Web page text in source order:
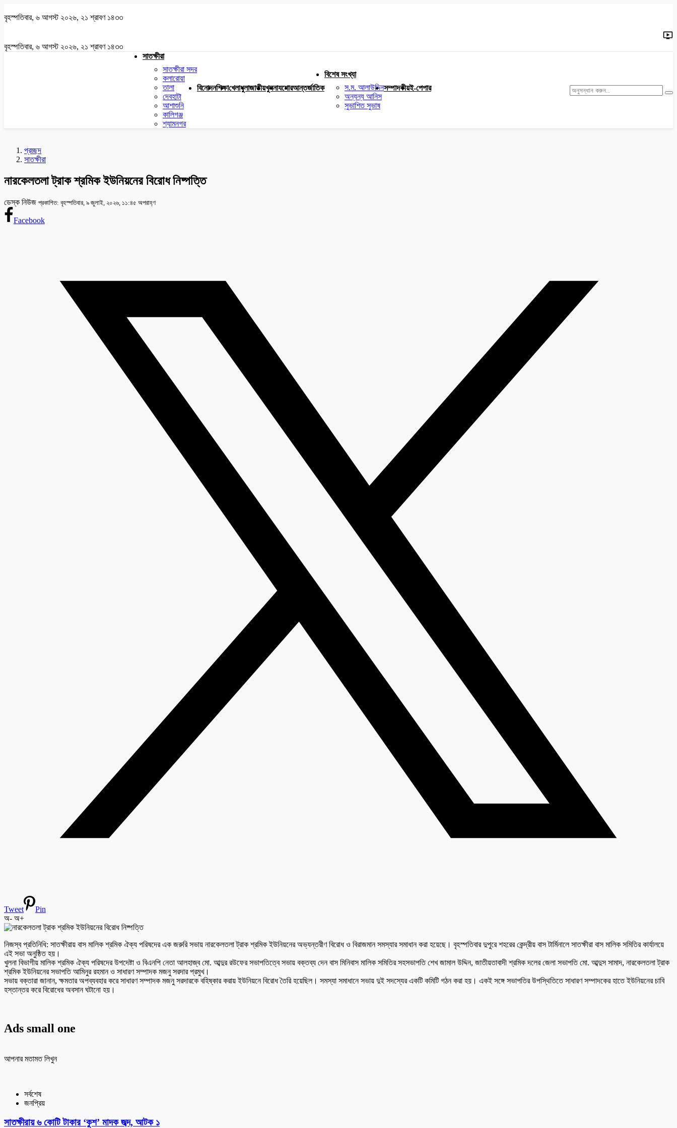
বৃহস্পতিবার, ৬ আগস্ট ২০২৬, ২১ শ্রাবণ ১৪৩৩
বৃহস্পতিবার, ৬ আগস্ট ২০২৬, ২১ শ্রাবণ ১৪৩৩
সাতক্ষীরা
সাতক্ষীরা সদর
কলারোয়া
তালা
দেবহাটা
আশাশুনি
কালিগঞ্জ
শ্যামনগর
বিনোদনশিক্ষাখেলাধুলাজাতীয়খুলনাযশোরআন্তর্জাতিক
বিশেষ সংখ্যা
স.ম. আলাউদ্দিন
অন্যন্য আনিস
সুভাশিত সুভাষ
সম্পাদকীয়ই-পেপার
প্রচ্ছদ
সাতক্ষীরা
নারকেলতলা ট্রাক শ্রমিক ইউনিয়নের বিরোধ নিষ্পত্তি
ডেস্ক নিউজ প্রকাশিত: বৃহস্পতিবার, ৯ জুলাই, ২০২৬, ১১:৪৫ অপরাহ্ণ
Facebook
Tweet
Pin
অ- অ+
নিজস্ব প্রতিনিধি: সাতক্ষীরায় বাস মালিক শ্রমিক ঐক্য পরিষদের এক জরুরি সভায় নারকেলতলা ট্রাক শ্রমিক ইউনিয়নের অভ্যন্তরীণ বিরোধ ও বিরাজমান সমস্যার সমাধান করা হয়েছে। বৃহস্পতিবার দুপুরে শহরের কেন্দ্রীয় বাস টার্মিনালে সাতক্ষীরা বাস মালিক সমিতির কার্যালয়ে
এই সভা অনুষ্ঠিত হয়।
খুলনা বিভাগীয় মালিক শ্রমিক ঐক্য পরিষদের উপদেষ্টা ও বিএনপি নেতা আলহাজ্ব মো. আব্দুর রউফের সভাপতিত্বে সভায় বক্তব্য দেন বাস মিনিবাস মালিক সমিতির সহসভাপতি শেখ জামাল উদ্দিন, জাতীয়তাবাদী শ্রমিক দলের জেলা সভাপতি মো. আব্দুস সামাদ, নারকেলতলা ট্রাক
শ্রমিক ইউনিয়নের সভাপতি আমিনুর রহমান ও সাধারণ সম্পাদক মজনু সরদার প্রমুখ।
সভায় বক্তারা জানান, ক্ষমতার অপব্যবহার করে সাধারণ সম্পাদক মজনু সরদারকে বহিষ্কার করায় ইউনিয়নে বিরোধ তৈরি হয়েছিল। সমস্যা সমাধানে সভায় দুই সদস্যের একটি কমিটি গঠন করা হয়। একই সঙ্গে সভাপতির উপস্থিতিতে সাধারণ সম্পাদকের হাতে ইউনিয়নের চাবি
হস্তান্তর করে বিরোধের অবসান ঘটানো হয়।
Ads small one
আপনার মতামত লিখুন
সর্বশেষ
জনপ্রিয়
সাতক্ষীরায় ৬ কোটি টাকার ‘কুশ’ মাদক জব্দ, আটক ১